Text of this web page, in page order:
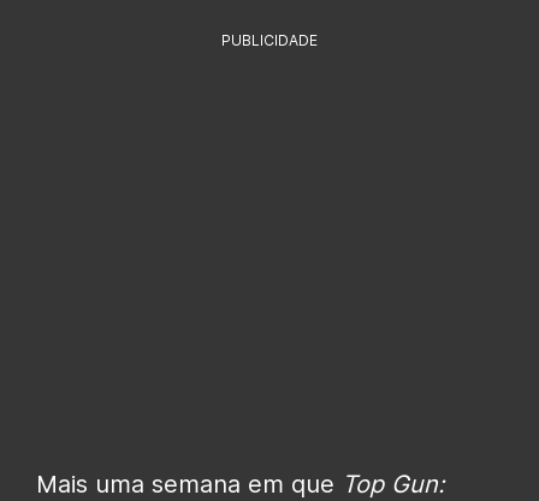
PUBLICIDADE
Mais uma semana em que Top Gun: